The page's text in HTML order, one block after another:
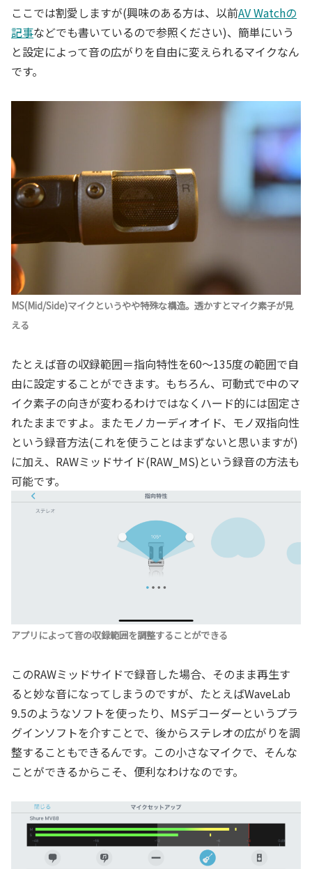
ここでは割愛しますが(興味のある方は、以前AV Watchの
記事などでも書いているので参照ください)、簡単にいう
と設定によって音の広がりを自由に変えられるマイクなん
です。
MS(Mid/Side)マイクというやや特殊な構造。透かすとマイク素子が見
える
たとえば音の収録範囲＝指向特性を60～135度の範囲で自
由に設定することができます。もちろん、可動式で中のマ
イク素子の向きが変わるわけではなくハード的には固定さ
れたままですよ。またモノカーディオイド、モノ双指向性
という録音方法(これを使うことはまずないと思いますが)
に加え、RAWミッドサイド(RAW_MS)という録音の方法も
可能です。
アプリによって音の収録範囲を調整することができる
このRAWミッドサイドで録音した場合、そのまま再生す
ると妙な音になってしまうのですが、たとえばWaveLab
9.5のようなソフトを使ったり、MSデコーダーというプラ
グインソフトを介すことで、後からステレオの広がりを調
整することもできるんです。この小さなマイクで、そんな
ことができるからこそ、便利なわけなのです。